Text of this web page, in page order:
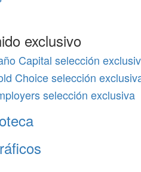
exclusivo
Capital selección
Choice selección
selección exclusiva